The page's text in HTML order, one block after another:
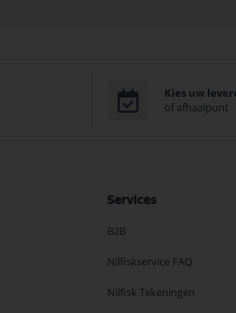
Kies uw
of afhaalpunt
Services
B2B
Nilfiskservice FAQ
Nilfisk Tekeningen